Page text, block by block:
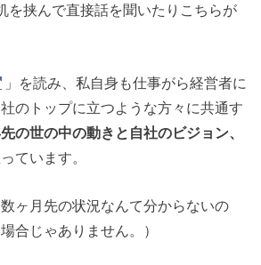
を挟んで直接話を聞いたりこちらが
」を読み、私自身も仕事がら経営者に
のトップに立つような方々に共通す
の世の中の動きと自社のビジョン、
ています。
ヶ月先の状況なんて分からないの
合じゃありません。）